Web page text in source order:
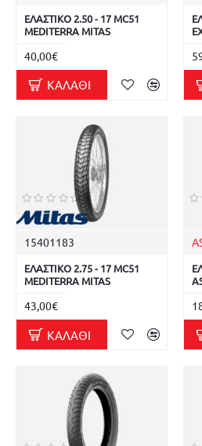
ΕΛΑΣΤΙΚΟ 2.50 - 17 MC51
MEDITERRA MITAS
40,00€
ΚΑΛΆΘΙ
15401183
ΕΛΑΣΤΙΚΟ 2.75 - 17 MC51
MEDITERRA MITAS
43,00€
ΚΑΛΆΘΙ